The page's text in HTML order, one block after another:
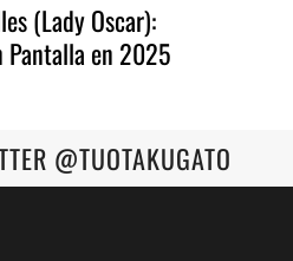
(Lady Oscar):
Pantalla en 2025
@TUOTAKUGATO